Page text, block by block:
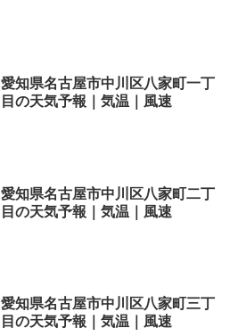
愛知県名古屋市中川区八家町一丁
目の天気予報｜気温｜風速
愛知県名古屋市中川区八家町二丁
目の天気予報｜気温｜風速
愛知県名古屋市中川区八家町三丁
目の天気予報｜気温｜風速